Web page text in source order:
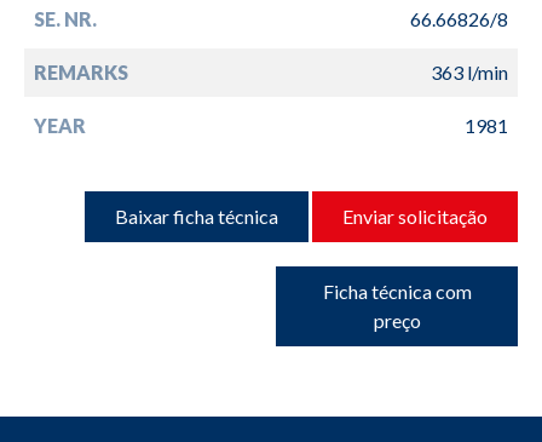
SE. NR. 66.66826/8
REMARKS 363 l/min
YEAR 1981
Baixar ficha técnica Enviar solicitação
Ficha técnica com
preço